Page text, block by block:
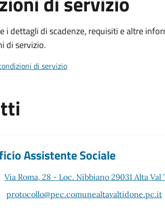
i dettagli di scadenze, requisiti e altre
di servizio.
di servizio
Assistente Sociale
Via Roma, 28 - Loc. Nibbiano 29031 Alta Val
protocollo@pec.comunealtavaltidone.pc.it